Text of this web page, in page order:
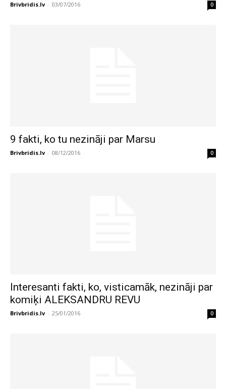
Brivbridis.lv - 03/07/2016 0
9 fakti, ko tu nezināji par Marsu
Brivbridis.lv - 08/12/2016 0
Interesanti fakti, ko, visticamāk, nezināji par
komiķi ALEKSANDRU REVU
Brivbridis.lv - 25/01/2016 0